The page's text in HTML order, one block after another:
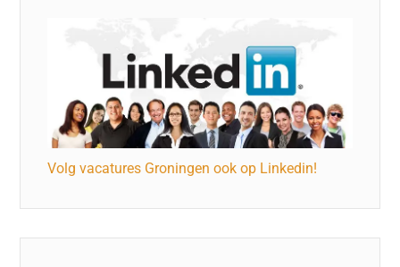
Volg vacatures Groningen ook op Linkedin!